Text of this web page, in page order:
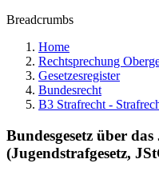
Breadcrumbs
Home
Rechtsprechung
Gesetzesregister
Bundesrecht
B3 Strafrecht -
Bundesgesetz über
(Jugendstrafgesetz,